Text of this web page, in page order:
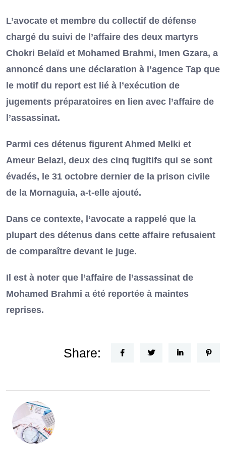
L’avocate et membre du collectif de défense
chargé du suivi de l’affaire des deux martyrs
Chokri Belaïd et Mohamed Brahmi, Imen Gzara, a
annoncé dans une déclaration à l’agence Tap que
le motif du report est lié à l’exécution de
jugements préparatoires en lien avec l’affaire de
l’assassinat.
Parmi ces détenus figurent Ahmed Melki et
Ameur Belazi, deux des cinq fugitifs qui se sont
évadés, le 31 octobre dernier de la prison civile
de la Mornaguia, a-t-elle ajouté.
Dans ce contexte, l’avocate a rappelé que la
plupart des détenus dans cette affaire refusaient
de comparaître devant le juge.
Il est à noter que l’affaire de l’assassinat de
Mohamed Brahmi a été reportée à maintes
reprises.
Share: